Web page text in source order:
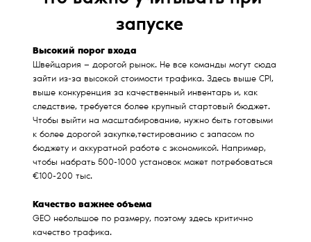
запуске
Высокий порог входа
Швейцария — дорогой рынок. Не все команды могут сюда
зайти из-за высокой стоимости трафика. Здесь выше CPI,
выше конкуренция за качественный инвентарь и, как
следствие, требуется более крупный стартовый бюджет.
Чтобы выйти на масштабирование, нужно быть готовыми
к более дорогой закупке,тестированию с запасом по
бюджету и аккуратной работе с экономикой. Например,
чтобы набрать 500-1000 установок может потребоваться
€100-200 тыс.
Качество важнее объема
GEO небольшое по размеру, поэтому здесь критично
качество трафика.